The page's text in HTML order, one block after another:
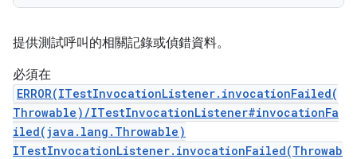
提供測試呼叫的相關記錄或偵錯資料。
必須在
ERROR(ITestInvocationListener.invocationFailed(
Throwable)/ITestInvocationListener#invocationFa
iled(java.lang.Throwable)
ITestInvocationListener.invocationFailed(Throwab